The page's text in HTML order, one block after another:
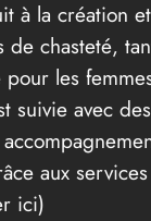
à la création
de chasteté,
pour les
suivie avec
aux
ici)